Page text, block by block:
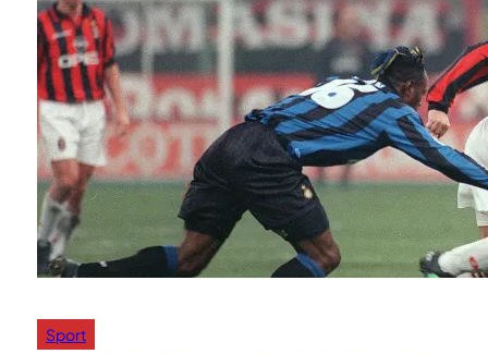
Sport